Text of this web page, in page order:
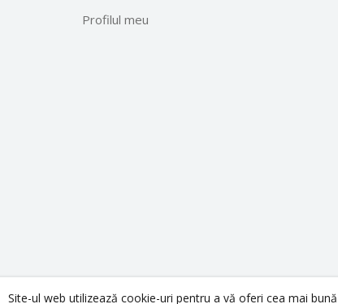
Profilul meu
Site-ul web utilizează cookie-uri pentru a vă oferi cea mai bună